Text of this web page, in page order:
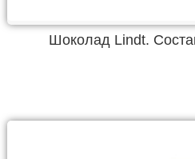
Шоколад Lindt.